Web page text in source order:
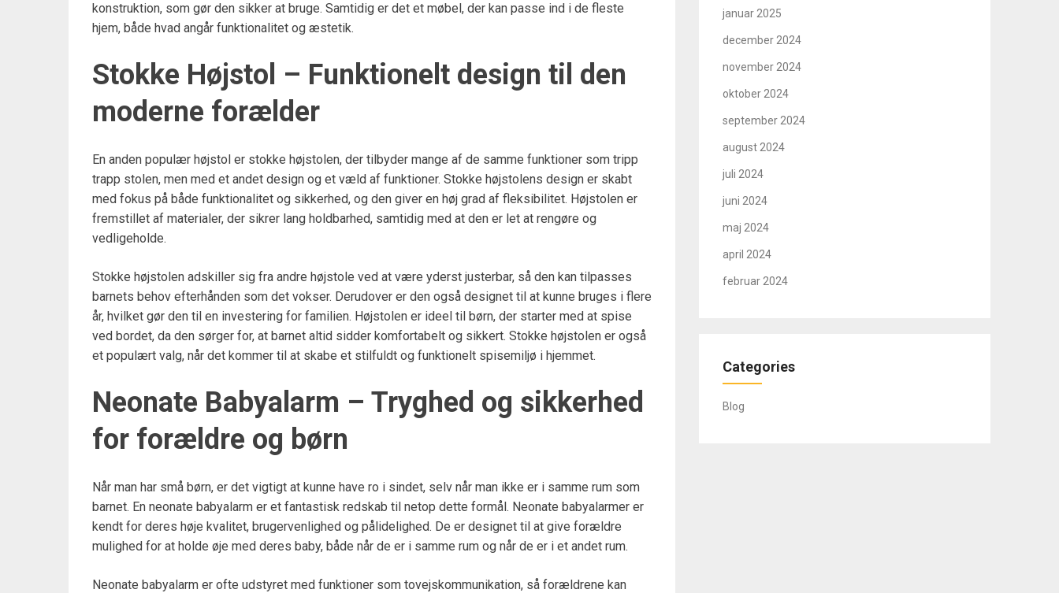
konstruktion, som gør den sikker at bruge. Samtidig er det et møbel, der kan passe ind i de fleste
hjem, både hvad angår funktionalitet og æstetik.
Stokke Højstol – Funktionelt design til den
moderne forælder
En anden populær højstol er stokke højstolen, der tilbyder mange af de samme funktioner som tripp
trapp stolen, men med et andet design og et væld af funktioner. Stokke højstolens design er skabt
med fokus på både funktionalitet og sikkerhed, og den giver en høj grad af fleksibilitet. Højstolen er
fremstillet af materialer, der sikrer lang holdbarhed, samtidig med at den er let at rengøre og
vedligeholde.
Stokke højstolen adskiller sig fra andre højstole ved at være yderst justerbar, så den kan tilpasses
barnets behov efterhånden som det vokser. Derudover er den også designet til at kunne bruges i flere
år, hvilket gør den til en investering for familien. Højstolen er ideel til børn, der starter med at spise
ved bordet, da den sørger for, at barnet altid sidder komfortabelt og sikkert. Stokke højstolen er også
et populært valg, når det kommer til at skabe et stilfuldt og funktionelt spisemiljø i hjemmet.
Neonate Babyalarm – Tryghed og sikkerhed
for forældre og børn
Når man har små børn, er det vigtigt at kunne have ro i sindet, selv når man ikke er i samme rum som
barnet. En neonate babyalarm er et fantastisk redskab til netop dette formål. Neonate babyalarmer er
kendt for deres høje kvalitet, brugervenlighed og pålidelighed. De er designet til at give forældre
mulighed for at holde øje med deres baby, både når de er i samme rum og når de er i et andet rum.
Neonate babyalarm er ofte udstyret med funktioner som tovejskommunikation, så forældrene kan
januar 2025
december 2024
november 2024
oktober 2024
september 2024
august 2024
juli 2024
juni 2024
maj 2024
april 2024
februar 2024
Categories
Blog